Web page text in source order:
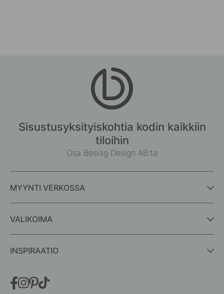
Sisustusyksityiskohtia kodin kaikkiin
tiloihin
Osa Beslag Design AB:ta
MYYNTI VERKOSSA
VALIKOIMA
INSPIRAATIO